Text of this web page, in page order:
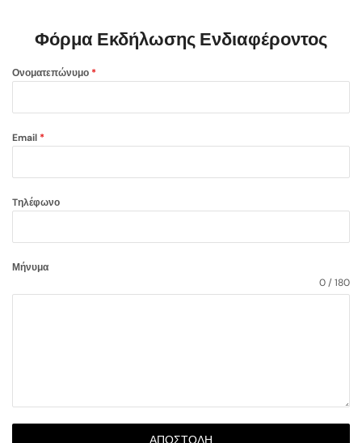
Φόρμα Εκδήλωσης Ενδιαφέροντος
Ονοματεπώνυμο *
Email *
Tηλέφωνο
Μήνυμα
0 / 180
ΑΠΟΣΤΟΛΉ